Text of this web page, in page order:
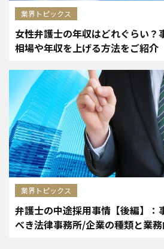
業界トピックス
女性弁護士の年収はどれぐらい？
相場や年収を上げる方法をご紹介
業界トピックス
弁護士の中途採用事情【後編】：
べき法律事務所/企業の種類と業